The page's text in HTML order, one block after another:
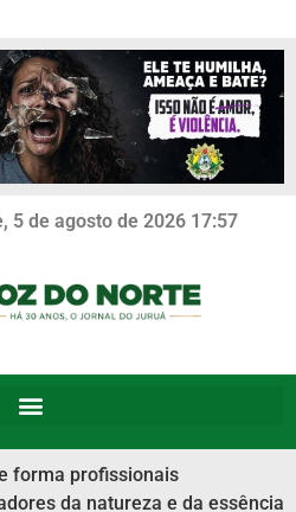
5 de agosto de 2026 17:57
forma profissionais
da natureza e da essência